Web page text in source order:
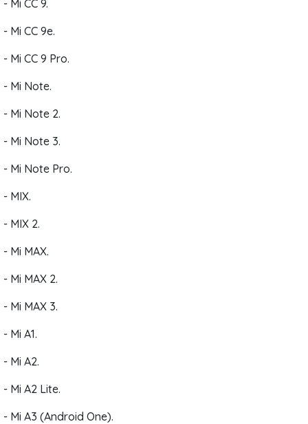
- Mi CC 9.
- Mi CC 9e.
- Mi CC 9 Pro.
- Mi Note.
- Mi Note 2.
- Mi Note 3.
- Mi Note Pro.
- MIX.
- MIX 2.
- Mi MAX.
- Mi MAX 2.
- Mi MAX 3.
- Mi A1.
- Mi A2.
- Mi A2 Lite.
- Mi A3 (Android One).